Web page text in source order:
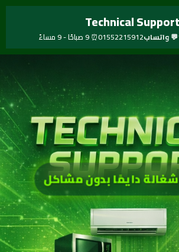
Technical Support
💬 واتساب01552215912⏰ 9 صباحًا - 9 مساءً
دايمًا بدون مشاكل